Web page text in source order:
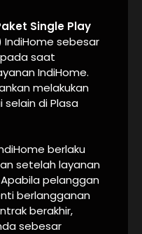
Single Play
IndiHome sebesar
saat
IndiHome.
melakukan
di Plasa
berlaku
setelah layanan
pelanggan
berlangganan
berakhir,
sebesar